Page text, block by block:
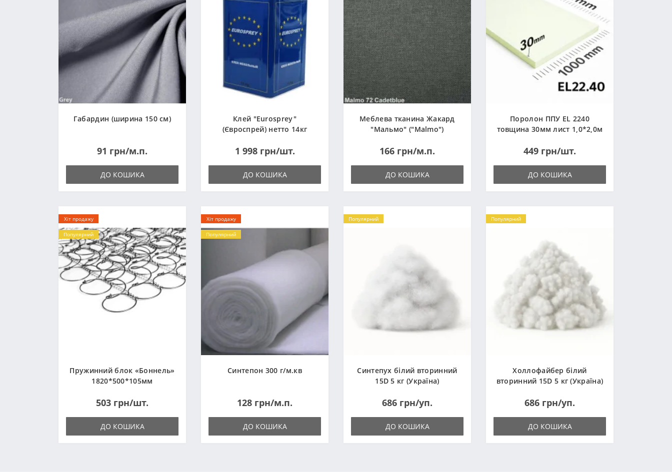
Габардин (ширина 150 см)
91 грн/м.п.
ДО КОШИКА
Клей "Eurosprey"
(Євроспрей) нетто 14кг
1 998 грн/шт.
ДО КОШИКА
Меблева тканина Жакард
"Мальмо" ("Malmo")
166 грн/м.п.
ДО КОШИКА
Поролон ППУ EL 2240
товщина 30мм лист 1,0*2,0м
449 грн/шт.
ДО КОШИКА
Хіт продажу
Популярний
Пружинний блок «Боннель»
1820*500*105мм
503 грн/шт.
ДО КОШИКА
Хіт продажу
Популярний
Синтепон 300 г/м.кв
128 грн/м.п.
ДО КОШИКА
Популярний
Синтепух білий вторинний
15D 5 кг (Україна)
686 грн/уп.
ДО КОШИКА
Популярний
Холлофайбер білий
вторинний 15D 5 кг (Україна)
686 грн/уп.
ДО КОШИКА